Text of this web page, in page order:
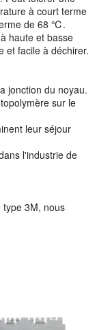
à court terme
de 68 ℃.
haute et basse
et facile à déchirer.
jonction du noyau.
sur le
leur séjour
l'industrie de
type 3M, nous